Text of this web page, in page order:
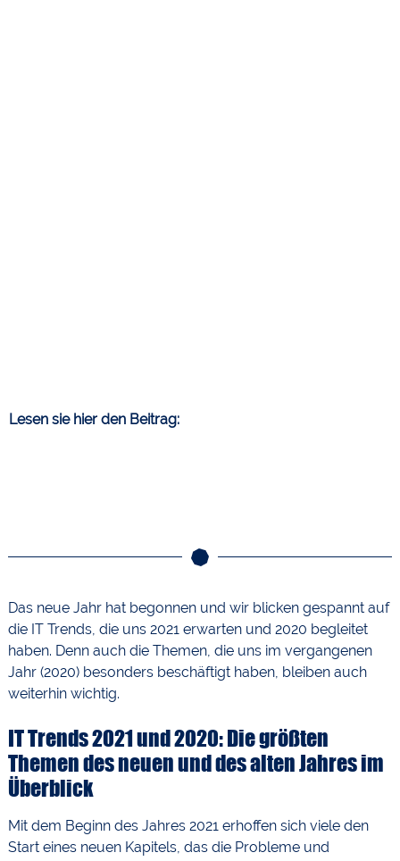
Lesen sie hier den Beitrag:
Das neue Jahr hat begonnen und wir blicken gespannt auf
die IT Trends, die uns 2021 erwarten und 2020 begleitet
haben. Denn auch die Themen, die uns im vergangenen
Jahr (2020) besonders beschäftigt haben, bleiben auch
weiterhin wichtig.
IT Trends 2021 und 2020: Die größten
Themen des neuen und des alten Jahres im
Überblick
Mit dem Beginn des Jahres 2021 erhoffen sich viele den
Start eines neuen Kapitels, das die Probleme und